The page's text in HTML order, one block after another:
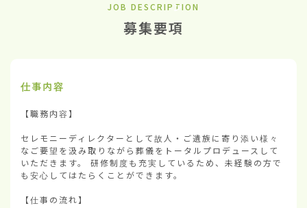
JOB DESCRIPTION
募集要項
仕事内容
【職務内容】
セレモニーディレクターとして故人・ご遺族に寄り添い様々
なご要望を汲み取りながら葬儀をトータルプロデュースして
いただきます。 研修制度も充実しているため、未経験の方で
も安心してはたらくことができます。
【仕事の流れ】